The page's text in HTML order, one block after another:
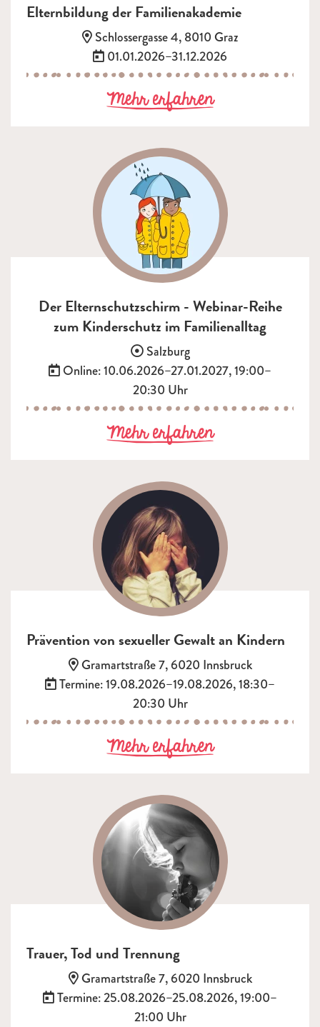
Elternbildung der Familienakademie
Adresse:
Schlossergasse 4, 8010 Graz
Termin:
01.01.2026–31.12.2026
Mehr erfahrenzu
Der Elternschutzschirm - Webinar-Reihe
zum Kinderschutz im Familienalltag
Einsatzgebiet:
Salzburg
Termin:
Online: 10.06.2026–27.01.2027, 19:00–
20:30 Uhr
Mehr erfahrenzu Der
Prävention von sexueller Gewalt an Kindern
Adresse:
Gramartstraße 7, 6020 Innsbruck
Termin:
Termine: 19.08.2026–19.08.2026, 18:30–
20:30 Uhr
Mehr erfahrenzu Prävention
Trauer, Tod und Trennung
Adresse:
Gramartstraße 7, 6020 Innsbruck
Termin:
Termine: 25.08.2026–25.08.2026, 19:00–
21:00 Uhr